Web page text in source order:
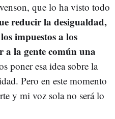
que lo ha visto todo
reducir la desigualdad,
impuestos a los
a la gente común una
poner esa idea sobre la
Pero en este momento
y mi voz sola no será lo